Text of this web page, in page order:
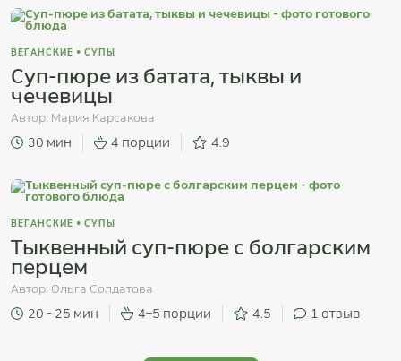
ВЕГАНСКИЕ • СУПЫ
Суп-пюре из батата, тыквы и
чечевицы
Автор: Мария Карсакова
30 мин 4 порции 4.9
ВЕГАНСКИЕ • СУПЫ
Тыквенный суп-пюре с болгарским
перцем
Автор: Ольга Солдатова
20 - 25 мин 4–5 порции 4.5 1 отзыв